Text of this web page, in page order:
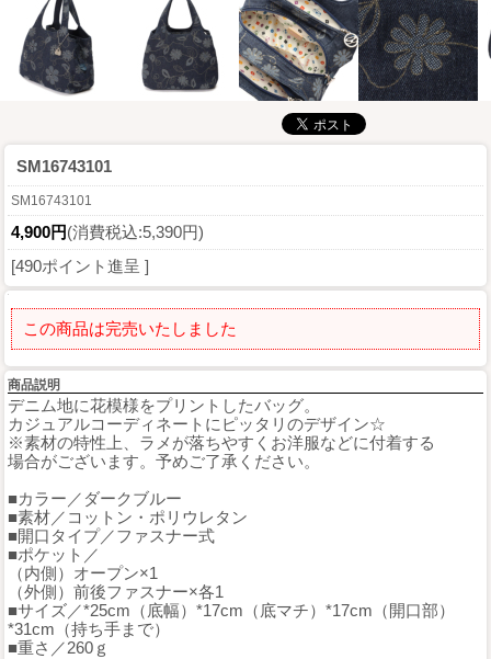
SM16743101
SM16743101
4,900円(消費税込:5,390円)
[490ポイント進呈 ]
この商品は完売いたしました
商品説明
デニム地に花模様をプリントしたバッグ。
カジュアルコーディネートにピッタリのデザイン☆
※素材の特性上、ラメが落ちやすくお洋服などに付着する
場合がございます。予めご了承ください。
■カラー／ダークブルー
■素材／コットン・ポリウレタン
■開口タイプ／ファスナー式
■ポケット／
（内側）オープン×1
（外側）前後ファスナー×各1
■サイズ／*25cm（底幅）*17cm（底マチ）*17cm（開口部）
*31cm（持ち手まで）
■重さ／260ｇ